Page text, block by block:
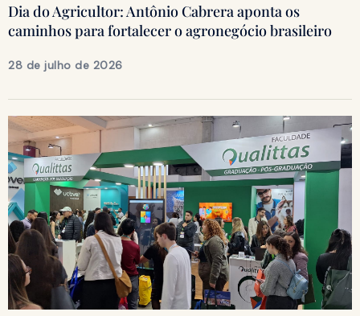
Dia do Agricultor: Antônio Cabrera aponta os
caminhos para fortalecer o agronegócio brasileiro
28 de julho de 2026